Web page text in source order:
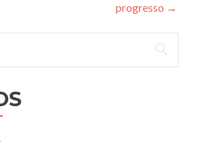
progresso →